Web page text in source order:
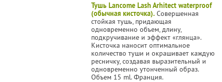
Тушь Lancome Lash Arhitect waterproof
(обычная кисточка). Совершенная
стойкая тушь, придающая
одновременно объем, длину,
подкручивание и эффект «глянца».
Кисточка наносит оптимальное
количество туши и окрашивает каждую
ресничку, создавая выразительный и
одновременно утонченный образ.
Объем 15 ml. Франция.